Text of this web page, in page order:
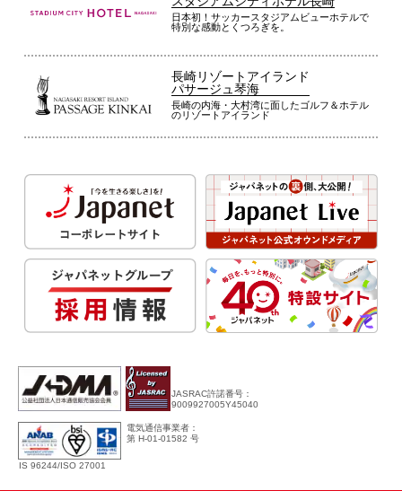
日本初！サッカースタジアムビューホテルで
特別な感動とくつろぎを。
長崎リゾートアイランド
パサージュ琴海
長崎の内海・大村湾に面したゴルフ＆ホテル
のリゾートアイランド
JASRAC許諾番号：
9009927005Y45040
IS 96244/ISO 27001
電気通信事業者：
第 H-01-01582 号